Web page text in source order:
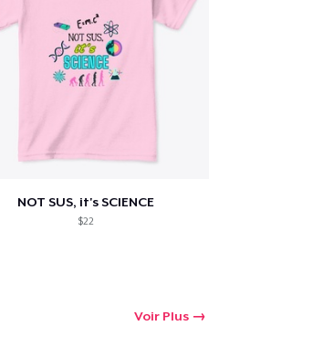
NOT SUS, it's SCIENCE
$22
Voir Plus